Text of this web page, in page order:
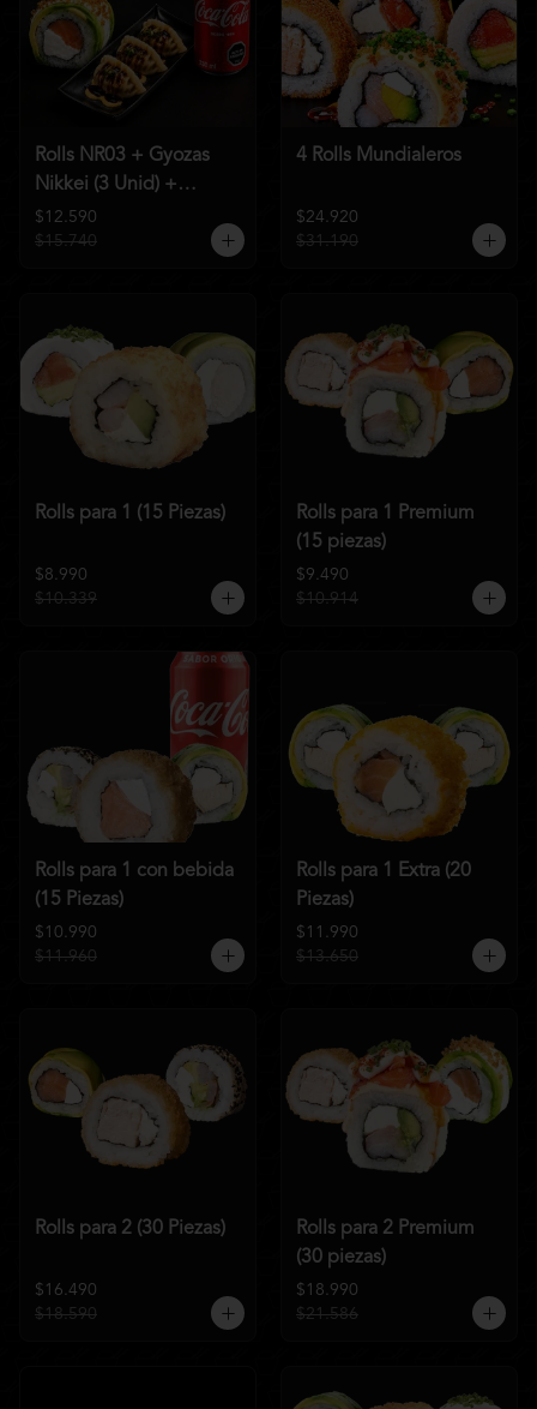
Rolls NR03 + Gyozas
Nikkei (3 Unid) +
Bebida a elección
$12.590
$15.740
4 Rolls Mundialeros
$24.920
$31.190
Rolls para 1 (15 Piezas)
$8.990
$10.339
Rolls para 1 Premium
(15 piezas)
$9.490
$10.914
Rolls para 1 con bebida
(15 Piezas)
$10.990
$11.960
Rolls para 1 Extra (20
Piezas)
$11.990
$13.650
Rolls para 2 (30 Piezas)
$16.490
$18.590
Rolls para 2 Premium
(30 piezas)
$18.990
$21.586